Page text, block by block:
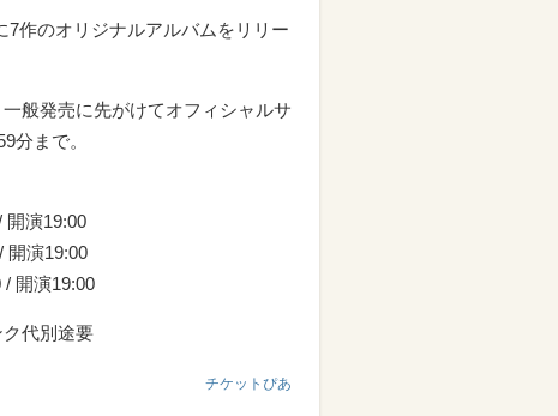
7作のオリジナルアルバムをリリー
般発売に先がけてオフィシャルサ
分まで。
開演19:00
開演19:00
/ 開演19:00
代別途要
チケットぴあ